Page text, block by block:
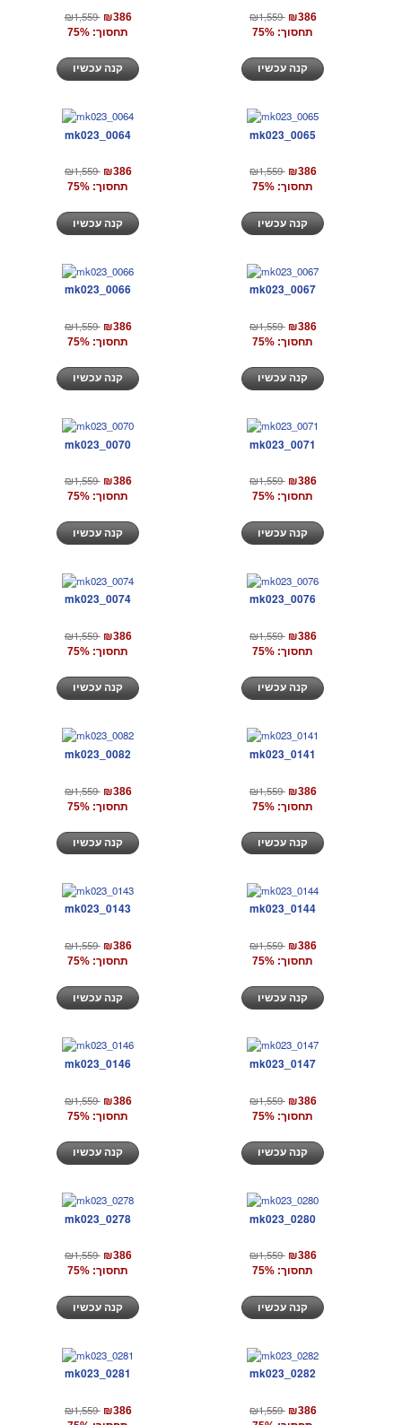
₪1,559 ₪386
תחסוך: 75%
₪1,559 ₪386
תחסוך: 75%
mk023_0064
₪1,559 ₪386
תחסוך: 75%
mk023_0065
₪1,559 ₪386
תחסוך: 75%
mk023_0066
₪1,559 ₪386
תחסוך: 75%
mk023_0067
₪1,559 ₪386
תחסוך: 75%
mk023_0070
₪1,559 ₪386
תחסוך: 75%
mk023_0071
₪1,559 ₪386
תחסוך: 75%
mk023_0074
₪1,559 ₪386
תחסוך: 75%
mk023_0076
₪1,559 ₪386
תחסוך: 75%
mk023_0082
₪1,559 ₪386
תחסוך: 75%
mk023_0141
₪1,559 ₪386
תחסוך: 75%
mk023_0143
₪1,559 ₪386
תחסוך: 75%
mk023_0144
₪1,559 ₪386
תחסוך: 75%
mk023_0146
₪1,559 ₪386
תחסוך: 75%
mk023_0147
₪1,559 ₪386
תחסוך: 75%
mk023_0278
₪1,559 ₪386
תחסוך: 75%
mk023_0280
₪1,559 ₪386
תחסוך: 75%
mk023_0281
₪1,559 ₪386
mk023_0282
₪1,559 ₪386